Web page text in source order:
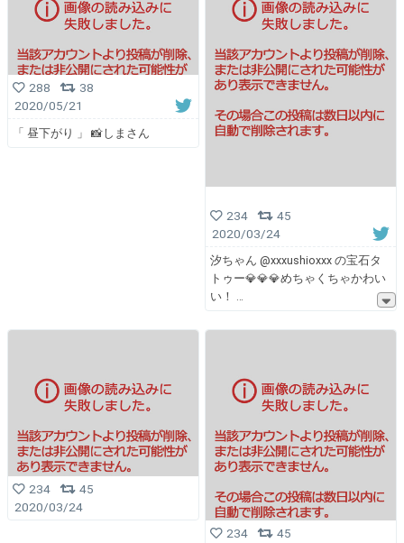
288
38
2020/05/21
「 昼下がり 」 📸しまさん
234
45
2020/03/24
汐ちゃん @xxxushioxxx の宝石タ
トゥー💎💎💎めちゃくちゃかわい
い！
234
45
2020/03/24
234
45